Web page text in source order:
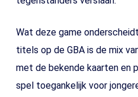
Wat deze game
titels op de GBA is de mix
met de bekende kaarten en
spel toegankelijk voor